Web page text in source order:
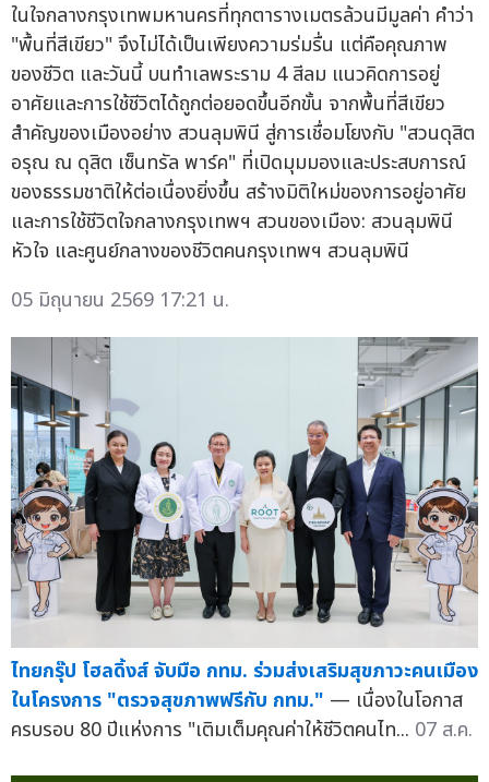
ในใจกลางกรุงเทพมหานครที่ทุกตารางเมตรล้วนมีมูลค่า คำว่า
"พื้นที่สีเขียว" จึงไม่ได้เป็นเพียงความร่มรื่น แต่คือคุณภาพ
ของชีวิต และวันนี้ บนทำเลพระราม 4 สีลม แนวคิดการอยู่
อาศัยและการใช้ชีวิตได้ถูกต่อยอดขึ้นอีกขั้น จากพื้นที่สีเขียว
สำคัญของเมืองอย่าง สวนลุมพินี สู่การเชื่อมโยงกับ "สวนดุสิต
อรุณ ณ ดุสิต เซ็นทรัล พาร์ค" ที่เปิดมุมมองและประสบการณ์
ของธรรมชาติให้ต่อเนื่องยิ่งขึ้น สร้างมิติใหม่ของการอยู่อาศัย
และการใช้ชีวิตใจกลางกรุงเทพฯ สวนของเมือง: สวนลุมพินี
หัวใจ และศูนย์กลางของชีวิตคนกรุงเทพฯ สวนลุมพินี
05 มิถุนายน 2569 17:21 น.
ไทยกรุ๊ป โฮลดิ้งส์ จับมือ กทม. ร่วมส่งเสริมสุขภาวะคนเมือง
ในโครงการ "ตรวจสุขภาพฟรีกับ กทม." — เนื่องในโอกาส
ครบรอบ 80 ปีแห่งการ "เติมเต็มคุณค่าให้ชีวิตคนไท... 07 ส.ค.